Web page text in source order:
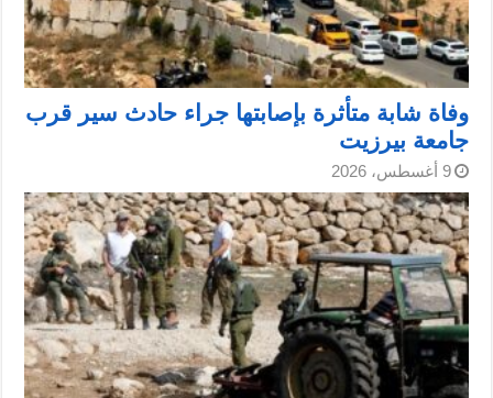
وفاة شابة متأثرة بإصابتها جراء حادث سير قرب
جامعة بيرزيت
9 أغسطس، 2026